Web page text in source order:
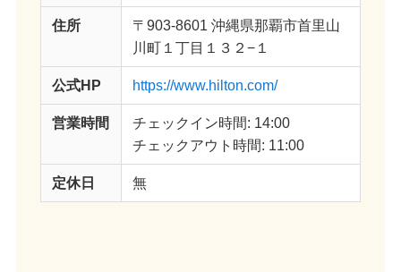
住所
〒903-8601 沖縄県那覇市首里山
川町１丁目１３２−１
公式HP https://www.hilton.com/
営業時間
チェックイン時間: 14:00
チェックアウト時間: 11:00
定休日 無